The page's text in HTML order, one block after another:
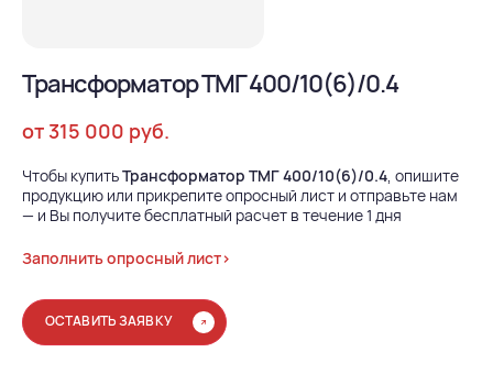
Трансформатор ТМГ 400/10(6)/0.4
от 315 000 руб.
Чтобы купитьТрансформатор ТМГ 400/10(6)/0.4, опишите
продукцию или прикрепите опросный лист и отправьте нам
— и Вы получите бесплатный расчет в течение 1 дня
Заполнить опросный лист>
ОСТАВИТЬ ЗАЯВКУ